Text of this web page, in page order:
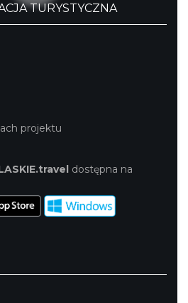
TURYSTYCZNA
projektu
dostępna na